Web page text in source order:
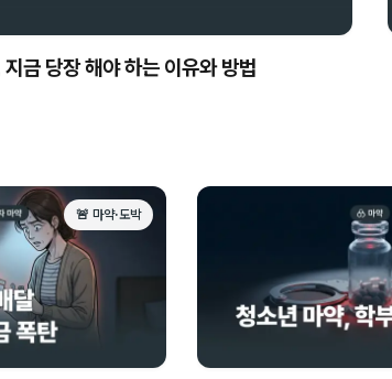
금 당장 해야 하는 이유와 방법
🚨 마약·도박